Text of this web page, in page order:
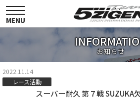
toggle
navigation
MENU
お知らせ
2022.11.14
レース活動
スーパー耐久 第７戦 SUZUKA